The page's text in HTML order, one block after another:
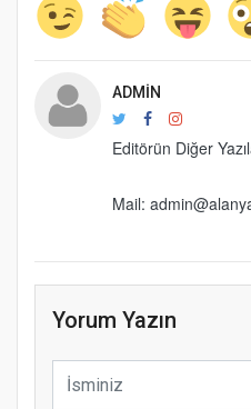
ADMIN
Editörün Diğer
Mail:
Yorum Yazın